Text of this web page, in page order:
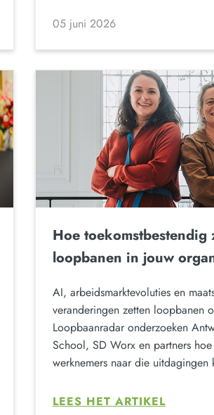
05 juni 2026
Hoe toekomstbestendig
loopbanen in jouw
AI, arbeidsmarktevoluties en
veranderingen zetten loopbanen
Loopbaanradar onderzoeken
School, SD Worx en partners
werknemers naar die uitdagingen
LEES HET ARTIKEL